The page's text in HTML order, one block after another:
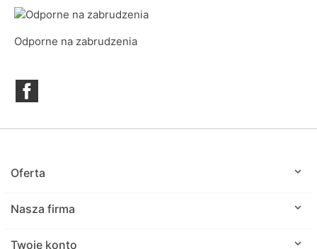
Odporne na zabrudzenia
Oferta 
Nasza firma 
Twoje konto 